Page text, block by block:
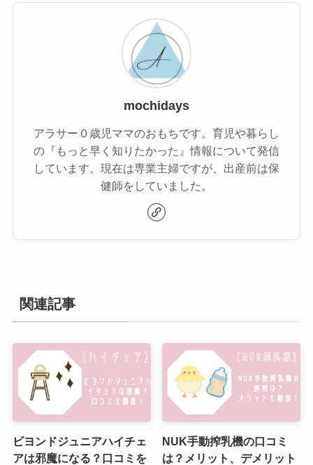
mochidays
アラサー０歳児ママのおもちです。育児や暮らし
の『もっと早く知りたかった』情報について発信
しています。現在は専業主婦ですが、出産前は保
健師をしていました。
関連記事
ビヨンドジュニアハイチェ
アは邪魔になる？口コミを
NUK手動搾乳機の口コミ
は？メリット、デメリット